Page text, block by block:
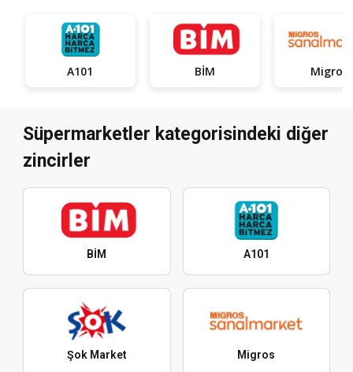
A101 BİM Migros
Süpermarketler kategorisindeki diğer
zincirler
BİM A101
Şok Market Migros